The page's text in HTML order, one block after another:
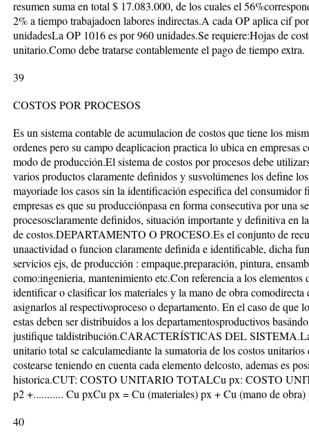
resumen suma en total $ 17.083.000, de los cuales el
2% a tiempo trabajadoen labores indirectas.A cada OP aplica cif
unidadesLa OP 1016 es por 960 unidades.Se requiere:Hojas de
unitario.Como debe tratarse contablemente el pago de tiempo extra.
39
COSTOS POR PROCESOS
Es un sistema contable de acumulacion de costos que tiene los
ordenes pero su campo deaplicacion practica lo ubica en empresas
modo de producción.El sistema de costos por procesos debe
varios productos claramente definidos y susvolúmenes los define
mayoriade los casos sin la identificación especifica del consumidor
empresas es que su producciónpasa en forma consecutiva por una
procesosclaramente definidos, situación importante y definitiva en
de costos.DEPARTAMENTO O PROCESO.Es el conjunto de
unaactividad o funcion claramente definida e identificable, dicha
servicios ejs, de producción : empaque,preparación, pintura,
como:ingenieria, mantenimiento etc.Con referencia a los elementos
identificar o clasificar los materiales y la mano de obra comodirecta
asignarlos al respectivoproceso o departamento. En el caso de que
estas deben ser distribuidos a los departamentosproductivos
justifique taldistribución.CARACTERÍSTICAS DEL SISTEMA.La
unitario total se calculamediante la sumatoria de los costos unitarios
costearse teniendo en cuenta cada elemento delcosto, ademas es
historica.CUT: COSTO UNITARIO TOTALCu px: COSTO
p2 +........... Cu pxCu px = Cu (materiales) px + Cu (mano de
40